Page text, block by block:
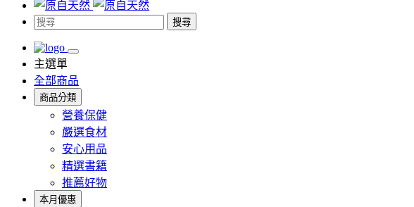
搜尋
主選單
全部商品
商品分類
營養保健
嚴選食材
安心用品
精選書籍
推薦好物
本月優惠